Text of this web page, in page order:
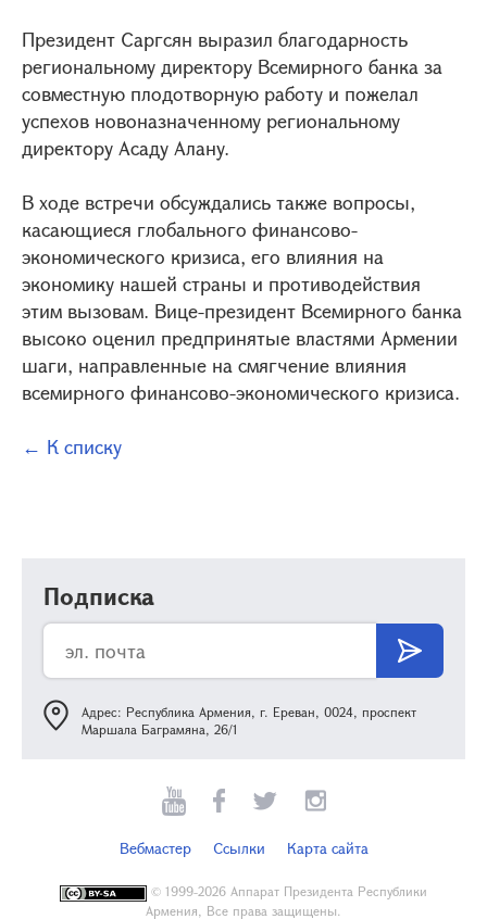
Президент Саргсян выразил благодарность
региональному директору Всемирного банка за
совместную плодотворную работу и пожелал
успехов новоназначенному региональному
директору Асаду Алану.
В ходе встречи обсуждались также вопросы,
касающиеся глобального финансово-
экономического кризиса, его влияния на
экономику нашей страны и противодействия
этим вызовам. Вице-президент Всемирного банка
высоко оценил предпринятые властями Армении
шаги, направленные на смягчение влияния
всемирного финансово-экономического кризиса.
← К списку
Подписка
Адрес: Республика Армения, г. Ереван, 0024, проспект
Маршала Баграмяна, 26/1
Вебмастер Ссылки Карта сайта
© 1999-2026 Аппарат Президента Республики
Армения, Все права защищены.